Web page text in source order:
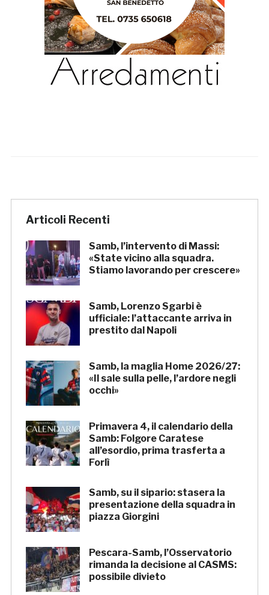
Articoli Recenti
Samb, l’intervento di Massi:
«State vicino alla squadra.
Stiamo lavorando per crescere»
Samb, Lorenzo Sgarbi è
ufficiale: l’attaccante arriva in
prestito dal Napoli
Samb, la maglia Home 2026/27:
«Il sale sulla pelle, l’ardore negli
occhi»
Primavera 4, il calendario della
Samb: Folgore Caratese
all’esordio, prima trasferta a
Forlì
Samb, su il sipario: stasera la
presentazione della squadra in
piazza Giorgini
Pescara-Samb, l’Osservatorio
rimanda la decisione al CASMS:
possibile divieto